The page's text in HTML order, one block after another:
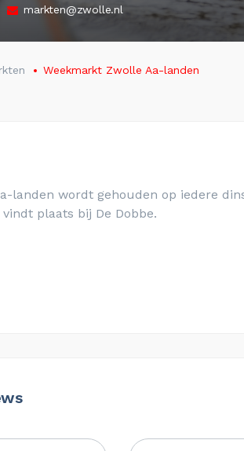
markten@zwolle.nl
Weekmarkt Zwolle Aa-landen
landen wordt gehouden op iedere
plaats bij De Dobbe.